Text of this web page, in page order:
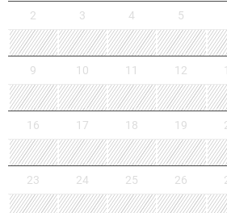
2 3 4 5
9 10 11 12
16 17 18 19
23 24 25 26